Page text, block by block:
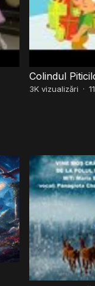
Colindul
3Kvizualizări ·